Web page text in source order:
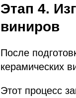
Этап 4.
виниров
После
керамических
Этот процесс